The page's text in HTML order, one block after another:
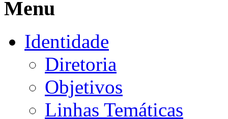
Menu
Identidade
Diretoria
Objetivos
Linhas Temáticas